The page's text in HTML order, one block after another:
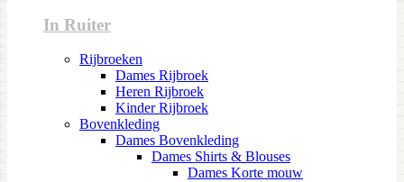
In Ruiter
Rijbroeken
Dames Rijbroek
Heren Rijbroek
Kinder Rijbroek
Bovenkleding
Dames Bovenkleding
Dames Shirts & Blouses
Dames Korte mouw